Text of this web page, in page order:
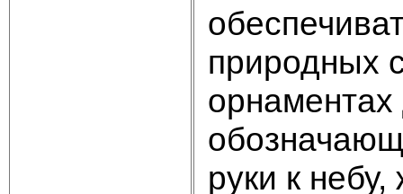
природных
орнаментах
руки к